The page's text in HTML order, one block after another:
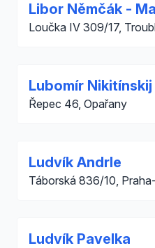
Libor Němčák -
Loučka IV 309/17,
Lubomír Nikitínskij
Řepec 46, Opařany
Ludvík Andrle
Táborská 836/10,
Ludvík Pavelka